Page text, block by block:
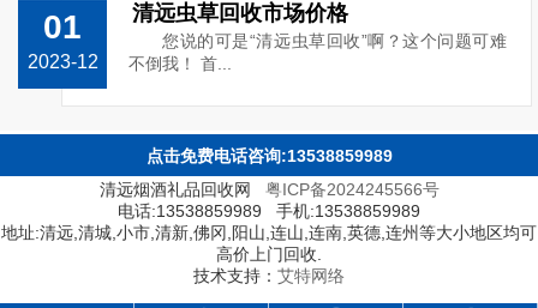
01
2023-12
清远虫草回收市场价格
您说的可是“清远虫草回收”啊？这个问题可难
不倒我！ 首...
点击免费电话咨询:13538859989
清远烟酒礼品回收网 粤ICP备2024245566号
电话:13538859989 手机:13538859989
地址:清远,清城,小市,清新,佛冈,阳山,连山,连南,英德,连州等大小地区均可
高价上门回收.
技术支持： 艾特网络